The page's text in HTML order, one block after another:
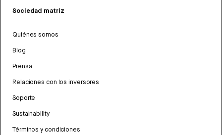
Sociedad matriz
Quiénes somos
Blog
Prensa
Relaciones con los inversores
Soporte
Sustainability
Términos y condiciones